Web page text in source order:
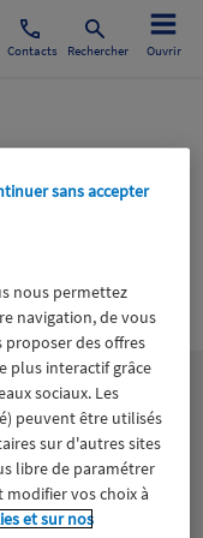
Contacts Rechercher Ouvrir
Climat
nous permettez
navigation, de vous
des offres
plus interactif grâce
sociaux. Les
peuvent être utilisés
sur d'autres sites
libre de paramétrer
modifier vos choix à
et sur nos
sans accepter